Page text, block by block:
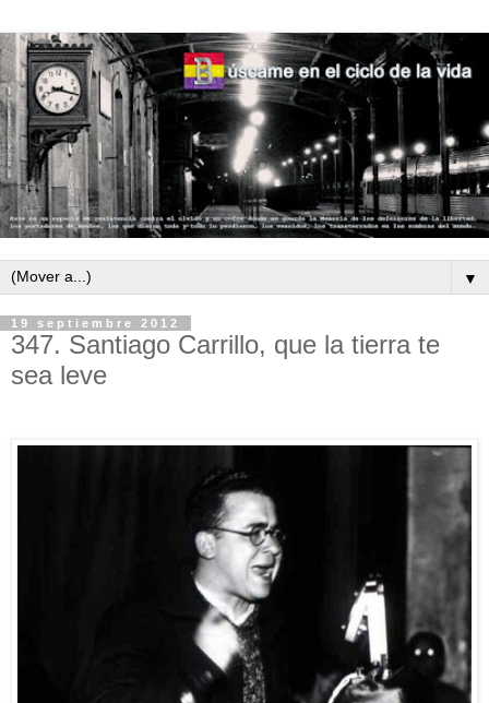
▼
19 septiembre 2012
347. Santiago Carrillo, que la tierra te
sea leve